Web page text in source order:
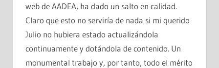
web de AADEA, ha dado un salto en calidad.
Claro que esto no serviría de nada si mi querido
Julio no hubiera estado actualizándola
continuamente y dotándola de contenido. Un
monumental trabajo y, por tanto, todo el mérito